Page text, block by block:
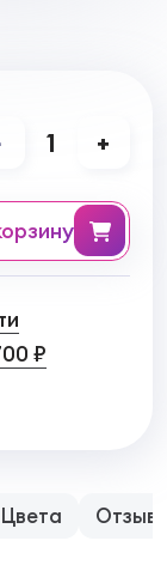
1 +
корзину
₽
Цвета